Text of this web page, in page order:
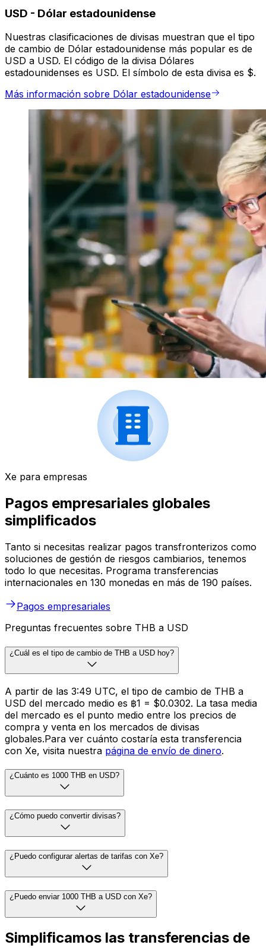
USD - Dólar estadounidense
Nuestras clasificaciones de divisas muestran que el tipo
de cambio de Dólar estadounidense más popular es de
USD a USD. El código de la divisa Dólares
estadounidenses es USD. El símbolo de esta divisa es $.
Más información sobre Dólar estadounidense
Xe para empresas
Pagos empresariales globales
simplificados
Tanto si necesitas realizar pagos transfronterizos como
soluciones de gestión de riesgos cambiarios, tenemos
todo lo que necesitas. Programa transferencias
internacionales en 130 monedas en más de 190 países.
Pagos empresariales
Preguntas frecuentes sobre THB a USD
¿Cuál es el tipo de cambio de THB a USD hoy?
A partir de las 3:49 UTC, el tipo de cambio de THB a
USD del mercado medio es ฿1 = $0.0302. La tasa media
del mercado es el punto medio entre los precios de
compra y venta en los mercados de divisas
globales.Para ver cuánto costaría esta transferencia
con Xe, visita nuestra página de envío de dinero.
¿Cuánto es 1000 THB en USD?
¿Cómo puedo convertir divisas?
¿Puedo configurar alertas de tarifas con Xe?
¿Puedo enviar 1000 THB a USD con Xe?
Simplificamos las transferencias de